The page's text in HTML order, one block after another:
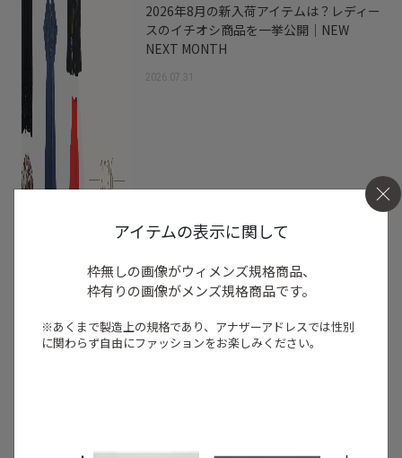
2026年8月の新入荷アイテムは？レディー
スのイチオシ商品を一挙公開｜NEW
NEXT MONTH
2026.07.31
アイテムの表示に関して
枠無しの画像がウィメンズ規格商品、
枠有りの画像がメンズ規格商品です。
※あくまで製造上の規格であり、アナザーアドレスでは性別
に関わらず自由にファッションをお楽しみください。